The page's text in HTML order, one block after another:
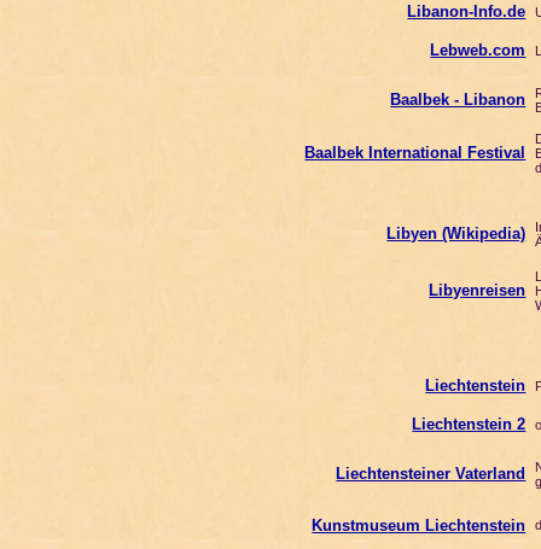
Libanon-Info.de
Lebweb.com
Baalbek - Libanon
Baalbek International Festival
Libyen (Wikipedia)
Libyenreisen
Liechtenstein
Liechtenstein 2
Liechtensteiner Vaterland
Kunstmuseum Liechtenstein